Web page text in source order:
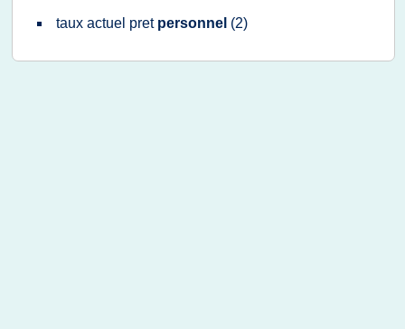
taux actuel pret personnel (2)